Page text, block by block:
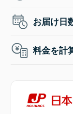
お届け日
料金を計